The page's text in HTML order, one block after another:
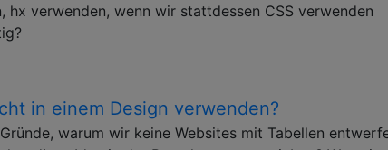
hx verwenden, wenn wir stattdessen CSS verwenden
in einem Design verwenden?
warum wir keine Websites mit Tabellen